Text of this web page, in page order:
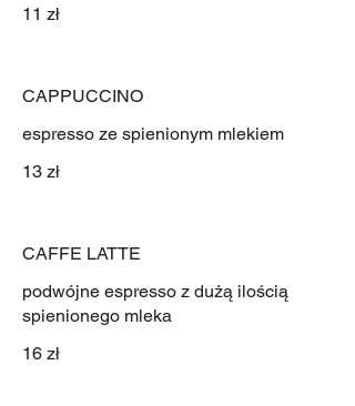
11 zł
CAPPUCCINO
espresso ze spienionym mlekiem
13 zł
CAFFE LATTE
podwójne espresso z dużą ilością
spienionego mleka
16 zł